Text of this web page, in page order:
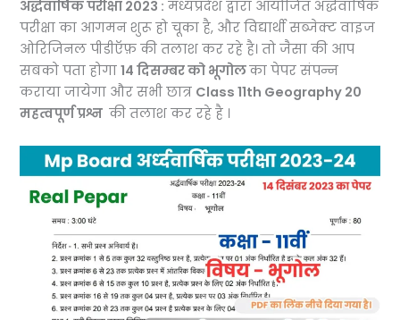
अर्द्धवार्षिक परीक्षा 2023 : मध्यप्रदेश द्वारा आयोजित अर्द्धवार्षिक
परीक्षा का आगमन शुरू हो चूका है, और विद्यार्थी सब्जेक्ट वाइज
ओरिजिनल पीडीऍफ़ की तलाश कर रहे है। तो जैसा की आप
सबको पता होगा14 दिसम्बर को भूगोलका पेपर संपन्न
कराया जायेगा और सभी छात्र Class 11th Geography 20
महत्वपूर्ण प्रश्न की तलाश कर रहे है ।